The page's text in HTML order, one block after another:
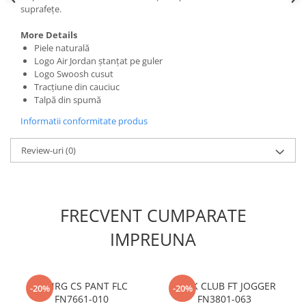
suprafețe.
More Details
Piele naturală
Logo Air Jordan ștanțat pe guler
Logo Swoosh cusut
Tracțiune din cauciuc
Talpă din spumă
Informatii conformitate produs
Review-uri(0)
FRECVENT CUMPARATE
IMPREUNA
-20%
M NRG CS PANT FLC
FN7661-010
-20%
M NK CLUB FT JOGGER
FN3801-063